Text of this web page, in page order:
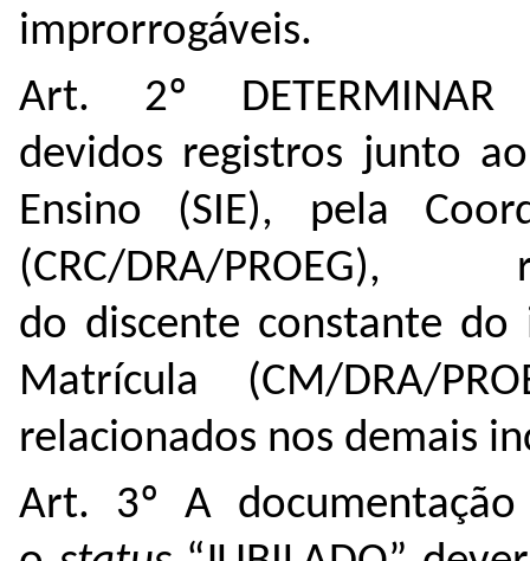
improrrogáveis.
Art. 2º
devidos registros junto
Ensino (SIE), pela
(CRC/DRA/
do discente constante do
Matrícula (CM/DRA/
relacionados nos demais
Art. 3º
A